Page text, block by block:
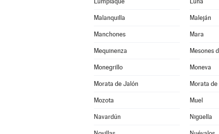
Malanquilla Maleján
Manchones Mara
Mequinenza Mesones
Monegrillo Moneva
Morata de Jalón Morata
Mozota Muel
Navardún Nigüella